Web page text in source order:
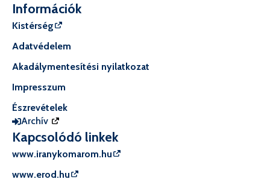
Információk
Kistérség
Adatvédelem
Akadálymentesítési nyilatkozat
Impresszum
Észrevételek
Archív
Kapcsolódó linkek
www.iranykomarom.hu
www.erod.hu